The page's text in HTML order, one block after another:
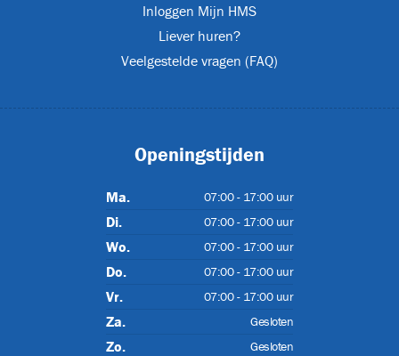
Inloggen Mijn HMS
Liever huren?
Veelgestelde vragen (FAQ)
Openingstijden
Ma. 07:00 - 17:00 uur
Di. 07:00 - 17:00 uur
Wo. 07:00 - 17:00 uur
Do. 07:00 - 17:00 uur
Vr. 07:00 - 17:00 uur
Za. Gesloten
Zo. Gesloten